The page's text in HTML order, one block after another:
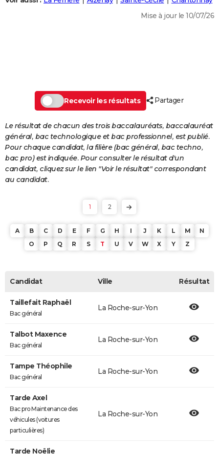
DICTIONNAIRE
Dictionnaire
Biographies
Expressions
Proverbes
PROGRAMME TV
COPAINS D'AVANT
S'inscrire
Se connecter
Lycées
Collèges
Primaires
Universités
Entreprises
Service militaire
Avis de recherche
AVIS DE DÉCÈS
FORUM
Mise à jour le 10/07/26
Recevoir les résultats Partager
Le résultat de chacun des trois baccalauréats, baccalauréat
général, bac technologique et bac professionnel, est publié.
Pour chaque candidat, la filière (bac général, bac techno,
bac pro) est indiquée. Pour consulter le résultat d'un
candidat, cliquez sur le lien "Voir le résultat" correspondant
au candidat.
1 2
A B C D E F G H I J K L M
N
O
P Q R S T U V W X Y Z
Candidat Ville Résultat
Taillefait Raphaël
Bac général
La Roche-sur-Yon
Talbot Maxence
Bac général
La Roche-sur-Yon
Tampe Théophile
Bac général
La Roche-sur-Yon
Tarde Axel
Bac pro Maintenance des
véhicules (voitures
particulières)
La Roche-sur-Yon
Tarde Noëlie